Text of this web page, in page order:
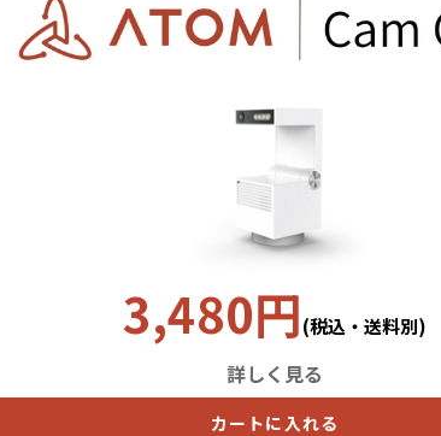
3,480円(税込・送料別)
詳しく見る
カートに入れる